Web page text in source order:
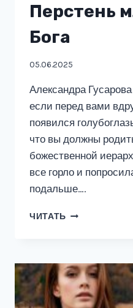
Перстень
Бога
05.06.2025
Александра
если перед вами
появился
что вы должны
божественной
все горло и
подальше….
ЧИТАТЬ ПЕРСТЕНЬ